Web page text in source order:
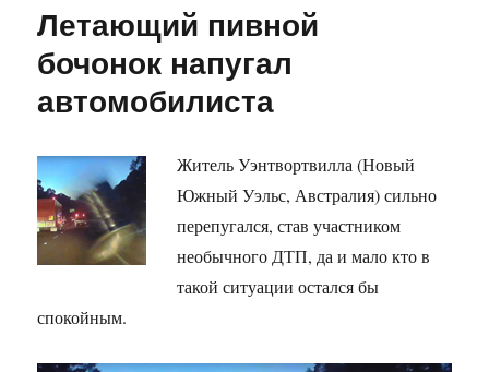
Летающий пивной
бочонок напугал
автомобилиста
Житель Уэнтвортвилла (Новый
Южный Уэльс, Австралия) сильно
перепугался, став участником
необычного ДТП, да и мало кто в
такой ситуации остался бы
спокойным.